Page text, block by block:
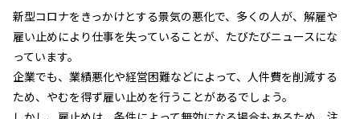
新型コロナをきっかけとする景気の悪化で、多くの人が、解雇や
雇い止めにより仕事を失っていることが、たびたびニュースにな
っています。
企業でも、業績悪化や経営困難などによって、人件費を削減する
ため、やむを得ず雇い止めを行うことがあるでしょう。